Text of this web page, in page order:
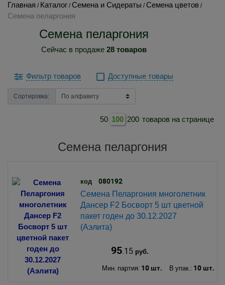
Главная / Каталог /Семена и Сидераты /Семена цветов /
Семена пеларгония
Семена пеларгония
Сейчас в продаже 28 товаров
Фильтр товаров Доступные товары
Сортировка:
50 100 200 товаров на странице
Семена пеларгония
код 080192
Семена Пеларгония многолетник
Дансер F2 Босворт 5 шт цветной
пакет годен до 30.12.2027
(Аэлита)
95.15руб.
Мин. партия: 10 шт. В упак.: 10 шт.